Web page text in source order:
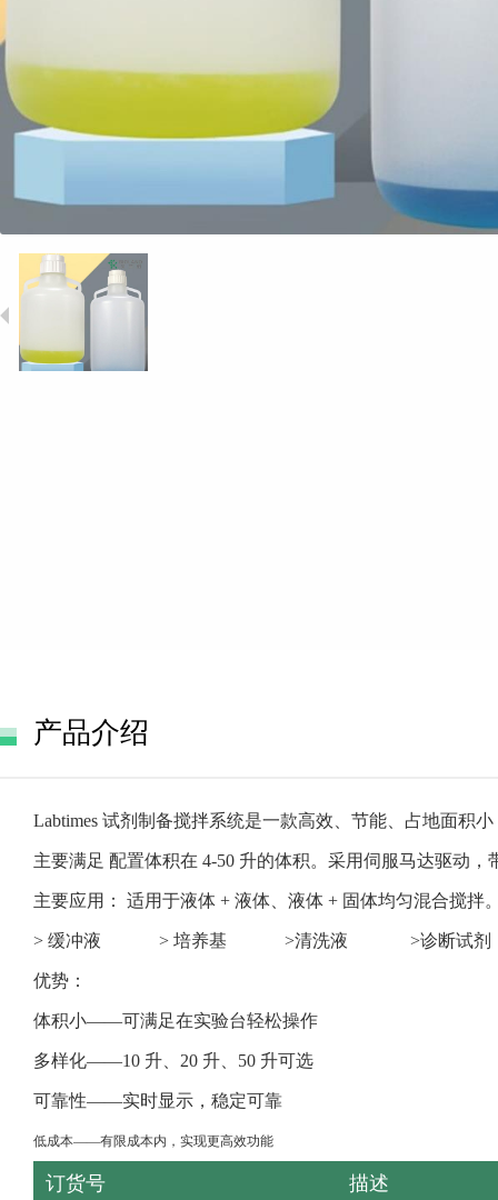
产品介绍
Labtimes 试剂制备搅拌系统是一款高效、节能、占地面积
主要满足 配置体积在 4-50 升的体积。采用伺服马达驱动
主要应用： 适用于液体 + 液体、液体 + 固体均匀混合搅拌
> 缓冲液 > 培养基 >清洗液 >诊断试剂
优势：
体积小——可满足在实验台轻松操作
多样化——10 升、20 升、50 升可选
可靠性——实时显示，稳定可靠
低成本——有限成本内，实现更高效功能
订货号 描述